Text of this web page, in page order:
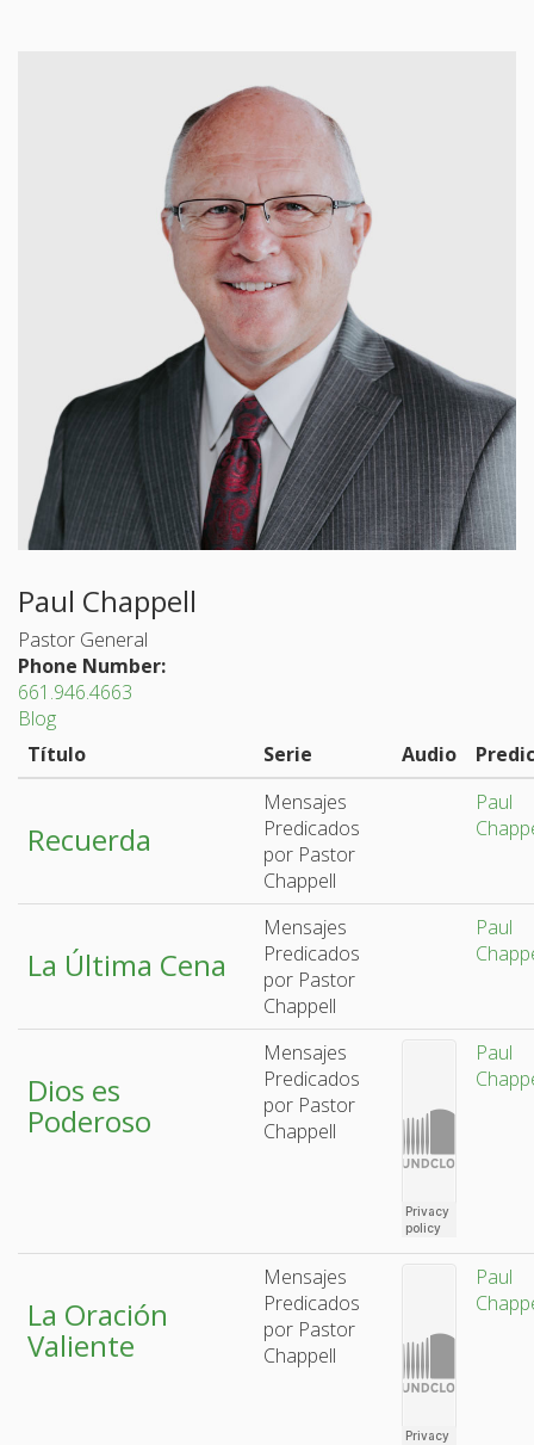
Paul Chappell
Pastor General
Phone Number:
661.946.4663
Blog
Título
Serie Audio
Recuerda
Mensajes
Predicados
por Pastor
Chappell
Paul
La Última Cena
Mensajes
Predicados
por Pastor
Chappell
Paul
Dios es
Poderoso
Mensajes
Predicados
por Pastor
Chappell
Paul
La Oración
Valiente
Mensajes
Predicados
por Pastor
Chappell
Paul